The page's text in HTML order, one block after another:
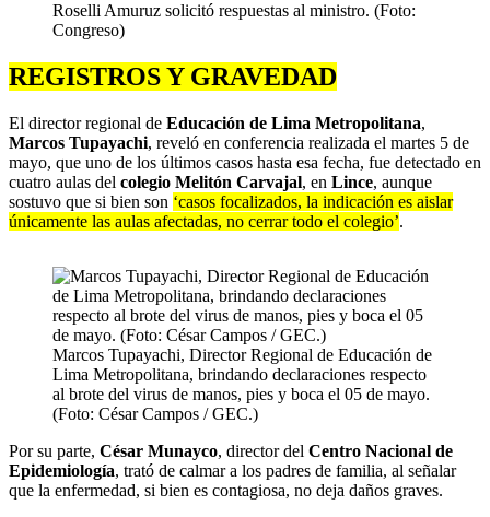
Roselli Amuruz solicitó respuestas al ministro. (Foto:
Congreso)
REGISTROS Y GRAVEDAD
El director regional de Educación de Lima Metropolitana,
Marcos Tupayachi, reveló en conferencia realizada el martes 5 de
mayo, que uno de los últimos casos hasta esa fecha, fue detectado en
cuatro aulas del colegio Melitón Carvajal, en Lince, aunque
sostuvo que si bien son ‘casos focalizados, la indicación es aislar
únicamente las aulas afectadas, no cerrar todo el colegio’.
Marcos Tupayachi, Director Regional de Educación de
Lima Metropolitana, brindando declaraciones respecto
al brote del virus de manos, pies y boca el 05 de mayo.
(Foto: César Campos / GEC.)
Por su parte, César Munayco, director del Centro Nacional de
Epidemiología, trató de calmar a los padres de familia, al señalar
que la enfermedad, si bien es contagiosa, no deja daños graves.